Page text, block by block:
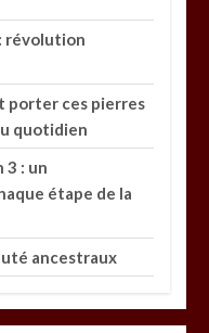
révolution
porter ces pierres
quotidien
3 : un
étape de la
ancestraux